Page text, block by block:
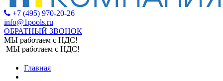
+7 (495) 970-20-26
info@1pools.ru
ОБРАТНЫЙ ЗВОНОК
МЫ работаем с НДС!
МЫ работаем с НДС!
Главная